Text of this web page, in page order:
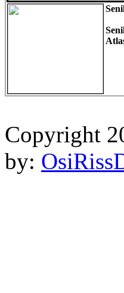
Copyright
by: